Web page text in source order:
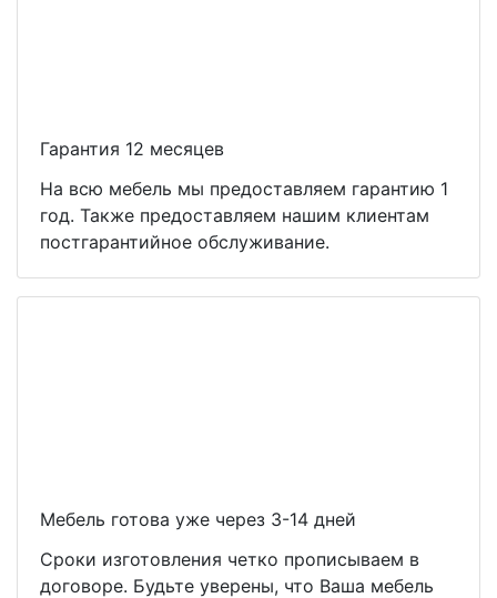
Гарантия 12 месяцев
На всю мебель мы предоставляем гарантию 1
год. Также предоставляем нашим клиентам
постгарантийное обслуживание.
Мебель готова уже через 3-14 дней
Сроки изготовления четко прописываем в
договоре. Будьте уверены, что Ваша мебель